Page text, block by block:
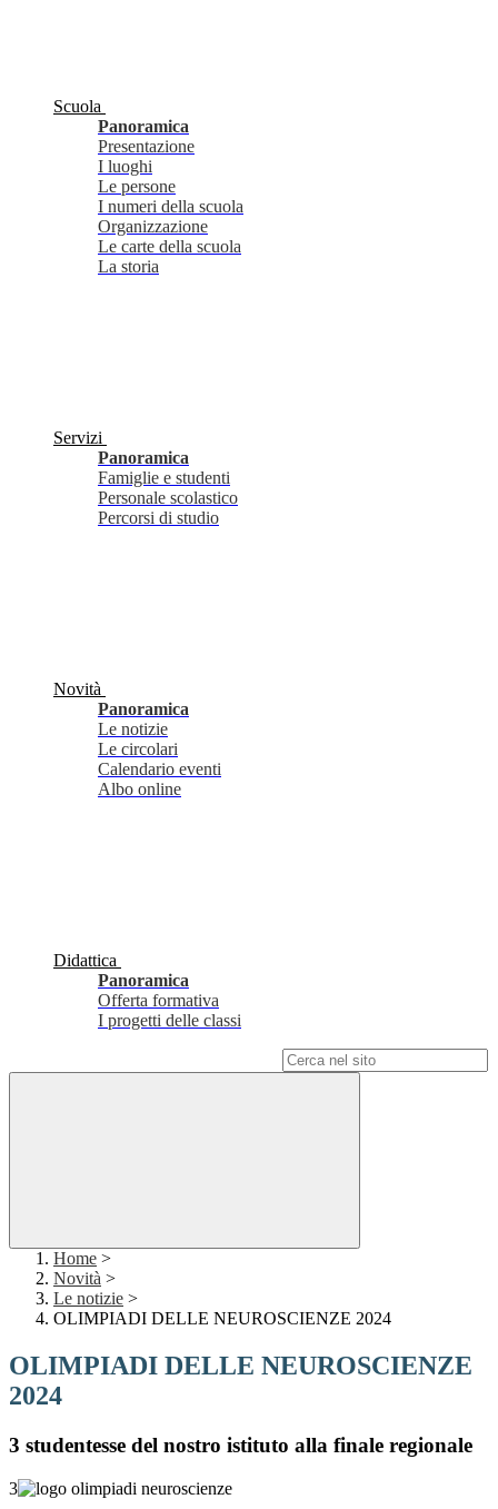
Scuola
Panoramica
Presentazione
I luoghi
Le persone
I numeri della scuola
Organizzazione
Le carte della scuola
La storia
Servizi
Panoramica
Famiglie e studenti
Personale scolastico
Percorsi di studio
Novità
Panoramica
Le notizie
Le circolari
Calendario eventi
Albo online
Didattica
Panoramica
Offerta formativa
I progetti delle classi
Home >
Novità >
Le notizie >
OLIMPIADI DELLE NEUROSCIENZE 2024
OLIMPIADI DELLE NEUROSCIENZE
2024
3 studentesse del nostro istituto alla finale regionale
3